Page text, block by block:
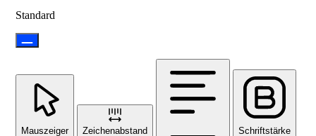
Standard
Mauszeiger Zeichenabstand Schriftstärke